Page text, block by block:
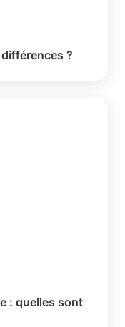
?
: quelles sont